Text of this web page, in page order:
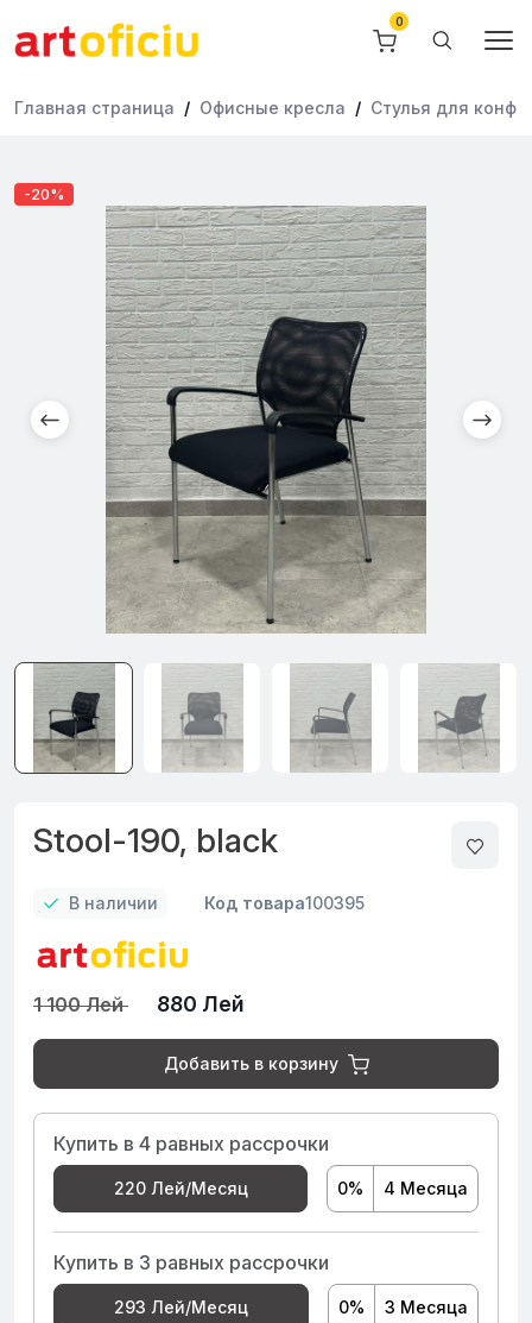
Главная страница Офисные кресла Стулья для
-20%
Stool-190, black
В наличии Код товара100395
1 100 Лей 880 Лей
Добавить в корзину
Купить в 4 равных рассрочки
220 Лей/Месяц 0% 4 Месяца
Купить в 3 равных рассрочки
293 Лей/Месяц 0% 3 Месяца